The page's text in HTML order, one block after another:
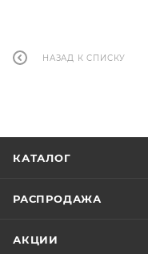
НАЗАД К СПИСКУ
КАТАЛОГ
РАСПРОДАЖА
АКЦИИ